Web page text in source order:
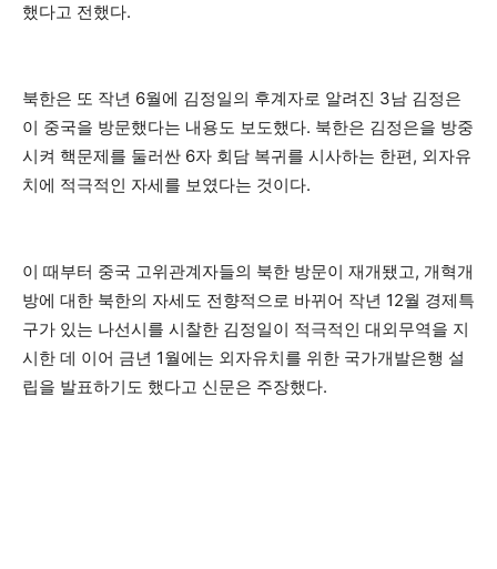
했다고 전했다.
북한은 또 작년 6월에 김정일의 후계자로 알려진 3남 김정은
이 중국을 방문했다는 내용도 보도했다. 북한은 김정은을 방중
시켜 핵문제를 둘러싼 6자 회담 복귀를 시사하는 한편, 외자유
치에 적극적인 자세를 보였다는 것이다.
이 때부터 중국 고위관계자들의 북한 방문이 재개됐고, 개혁개
방에 대한 북한의 자세도 전향적으로 바뀌어 작년 12월 경제특
구가 있는 나선시를 시찰한 김정일이 적극적인 대외무역을 지
시한 데 이어 금년 1월에는 외자유치를 위한 국가개발은행 설
립을 발표하기도 했다고 신문은 주장했다.